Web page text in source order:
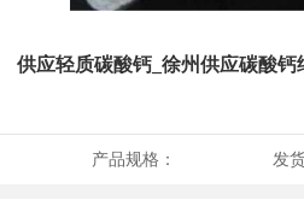
供应轻质碳酸钙_徐州供应碳酸钙
产品规格： 发